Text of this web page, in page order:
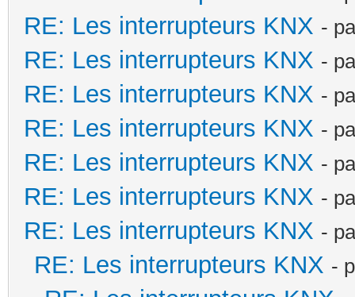
RE: Les interrupteurs KNX -
RE: Les interrupteurs KNX -
RE: Les interrupteurs KNX -
RE: Les interrupteurs KNX -
RE: Les interrupteurs KNX -
RE: Les interrupteurs KNX -
RE: Les interrupteurs KNX -
RE: Les interrupteurs KNX -